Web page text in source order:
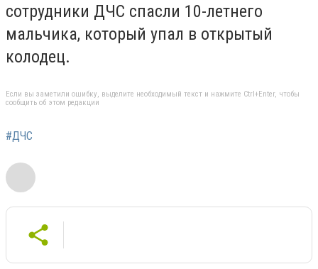
сотрудники ДЧС спасли 10-летнего
мальчика, который упал в открытый
колодец.
Если вы заметили ошибку, выделите необходимый текст и нажмите Ctrl+Enter, чтобы
сообщить об этом редакции
#ДЧС